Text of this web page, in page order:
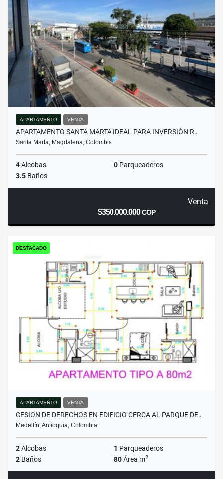
APARTAMENTO VENTA
APARTAMENTO SANTA MARTA IDEAL PARA INVERSIÓN R…
Santa Marta, Magdalena, Colombia
4Alcobas 0 Parqueaderos
3.5 Baños
Venta
$350.000.000COP
DESTACADO
APARTAMENTO VENTA
CESION DE DERECHOS EN EDIFICIO CERCA AL PARQUE DE…
Medellín, Antioquia, Colombia
2Alcobas 1 Parqueaderos
2 Baños 80Área m2